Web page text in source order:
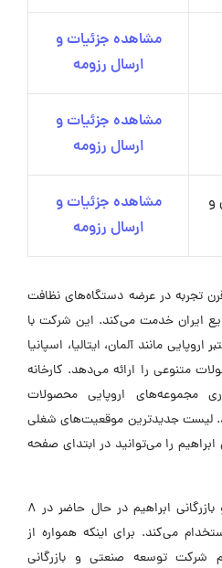
مشاهده جزئیات و
ارسال رزومه
مشاهده جزئیات و
ارسال رزومه
و
مشاهده جزئیات و
ارسال رزومه
تجربه در عرضه دستگاه‌های نظافت
ایران خدمت می‌کند. این شرکت با
اروپایی مانند آلمان، ایتالیا، اسپانیا
متنوعی را ارائه می‌دهد. کارخانه
مجموعه‌های اروپایی محصولات
لیست جدیدترین موقعیت‌های شغلی
را می‌توانید در ابتدای صفحه
شرکت توسعه صنعتی و بازرگانی ابراهیم در حال حاضر در ۸
می‌کند. برای اینکه همواره از
شرکت توسعه صنعتی و بازرگانی